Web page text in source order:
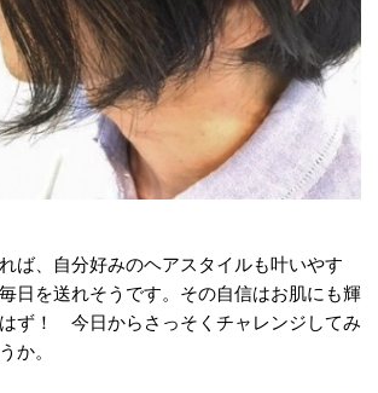
ば、自分好みのヘアスタイルも叶いやす
日を送れそうです。その自信はお肌にも輝
ず！ 今日からさっそくチャレンジしてみ
か。